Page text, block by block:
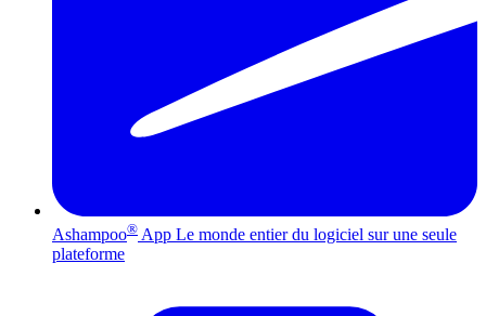
Ashampoo® App Le monde entier du logiciel sur une seule
plateforme